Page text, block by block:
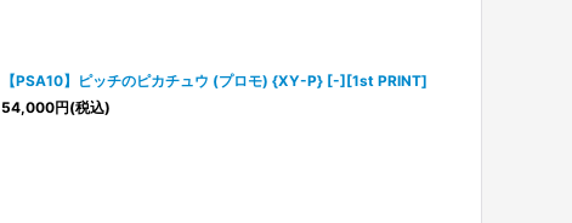
【PSA10】ピッチのピカチュウ (プロモ) {XY-P} [-][1st PRINT]
54,000円(税込)